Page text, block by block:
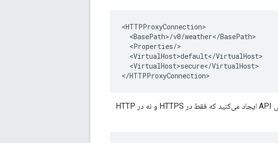
<HTTPProxyConnection>
  <BasePath>/v0/weather</BasePath>
  <Properties/>
  <VirtualHost>default</VirtualHost>
  <VirtualHost>secure</VirtualHost>
</HTTPProxyConnection>
از پیکربندی ProxyEndpoint، یک پروکسی API ایجاد می‌کنید که فقط در HTTPS و نه در HTTP